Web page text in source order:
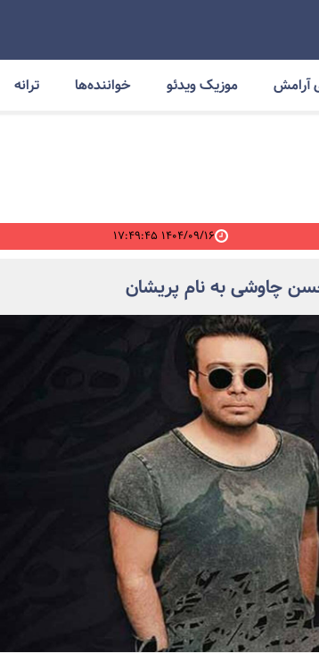
آرامش موزیک ویدئو خواننده‌ها ترانه
۱۴۰۴/۰۹/۱۶ ۱۷:۴۹:۴۵
چاوشی به نام پریشان